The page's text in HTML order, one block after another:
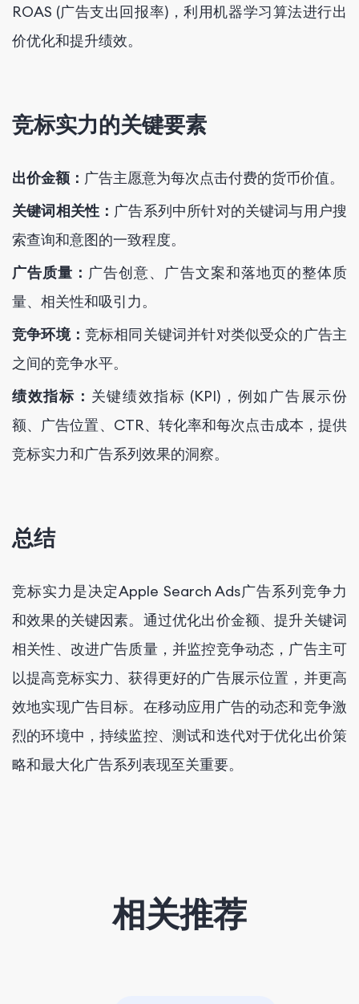
ROAS (广告支出回报率)，利用机器学习算法进行出
价优化和提升绩效。
竞标实力的关键要素
出价金额： 广告主愿意为每次点击付费的货币价值。
关键词相关性： 广告系列中所针对的关键词与用户搜
索查询和意图的一致程度。
广告质量： 广告创意、广告文案和落地页的整体质
量、相关性和吸引力。
竞争环境： 竞标相同关键词并针对类似受众的广告主
之间的竞争水平。
绩效指标： 关键绩效指标 (KPI)，例如广告展示份
额、广告位置、CTR、转化率和每次点击成本，提供
竞标实力和广告系列效果的洞察。
总结
竞标实力是决定Apple Search Ads广告系列竞争力
和效果的关键因素。通过优化出价金额、提升关键词
相关性、改进广告质量，并监控竞争动态，广告主可
以提高竞标实力、获得更好的广告展示位置，并更高
效地实现广告目标。在移动应用广告的动态和竞争激
烈的环境中，持续监控、测试和迭代对于优化出价策
略和最大化广告系列表现至关重要。
相关推荐